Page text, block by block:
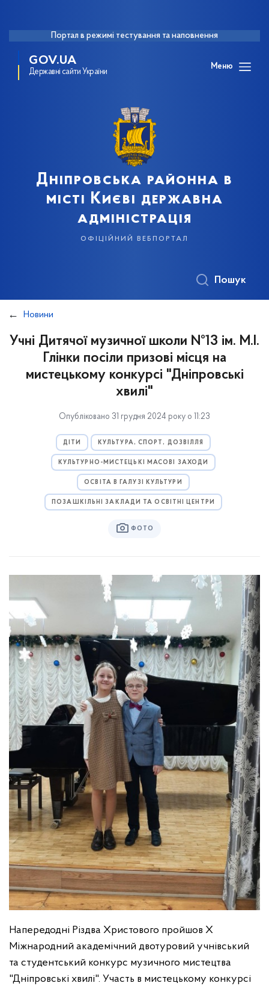
Портал в режимі тестування та наповнення
GOV.UA
Державні сайти України
Меню
Дніпровська районна в
місті Києві державна
адміністрація
офіційний вебпортал
Пошук
Новини
Учні Дитячої музичної школи №13 ім. М.І.
Глінки посіли призові місця на
мистецькому конкурсі "Дніпровські
хвилі"
Опубліковано 31 грудня 2024 року о 11:23
ДІТИ КУЛЬТУРА, СПОРТ, ДОЗВІЛЛЯ
КУЛЬТУРНО-МИСТЕЦЬКІ МАСОВІ ЗАХОДИ
ОСВІТА В ГАЛУЗІ КУЛЬТУРИ
ПОЗАШКІЛЬНІ ЗАКЛАДИ ТА ОСВІТНІ ЦЕНТРИ
ФОТО
Напередодні Різдва Христового пройшов X
Міжнародний академічний двотуровий учнівський
та студентський конкурс музичного мистецтва
"Дніпровські хвилі". Участь в мистецькому конкурсі